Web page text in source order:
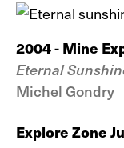
2004- Mine
Eternal
Michel Gondry
Explore Zone